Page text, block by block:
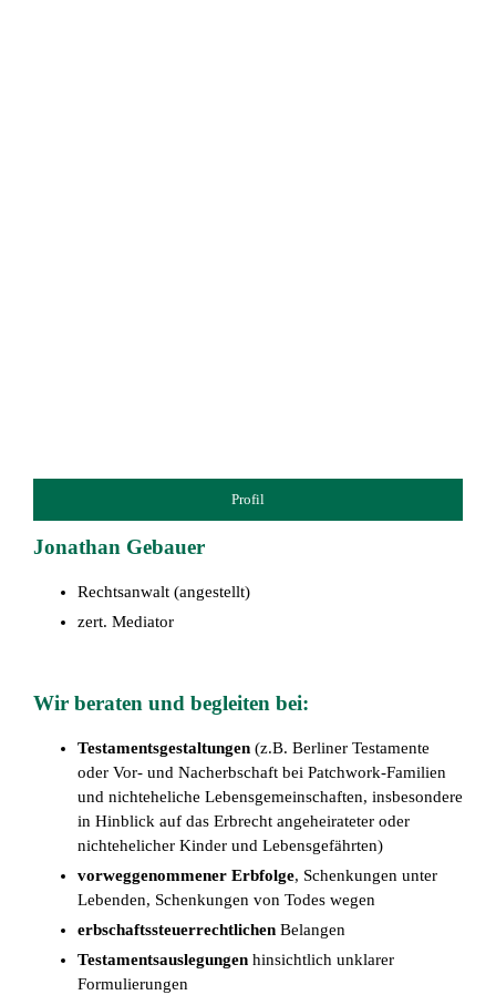
Profil
Jonathan Gebauer
Rechtsanwalt (angestellt)
zert. Mediator
Wir beraten und begleiten bei:
Testamentsgestaltungen(z.B. Berliner Testamente
oder Vor- und Nacherbschaft bei Patchwork-Familien
und nichteheliche Lebensgemeinschaften, insbesondere
in Hinblick auf das Erbrecht angeheirateter oder
nichtehelicher Kinder und Lebensgefährten)
vorweggenommener Erbfolge, Schenkungen unter
Lebenden, Schenkungen von Todes wegen
erbschaftssteuerrechtlichenBelangen
Testamentsauslegungenhinsichtlich unklarer
Formulierungen